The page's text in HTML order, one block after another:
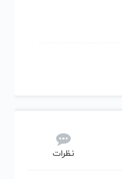
نظرات